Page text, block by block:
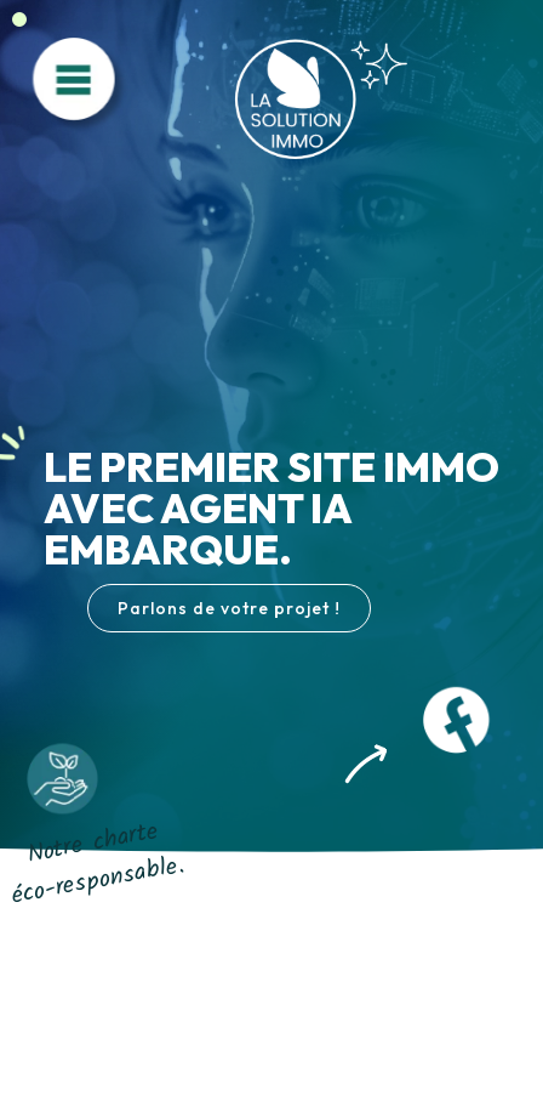
Accueil IA
LE PREMIER SITE IMMO
AVEC AGENT IA
EMBARQUE.
éco-responsable.
Notre charte
Parlons de votre projet !